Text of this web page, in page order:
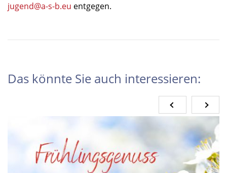
jugend@a-s-b.eu entgegen.
Das könnte Sie auch interessieren: